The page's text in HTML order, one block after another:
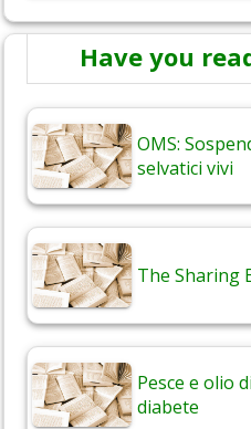
Have you
OMS:
selvatici vivi
The Sharing
Pesce e olio
diabete